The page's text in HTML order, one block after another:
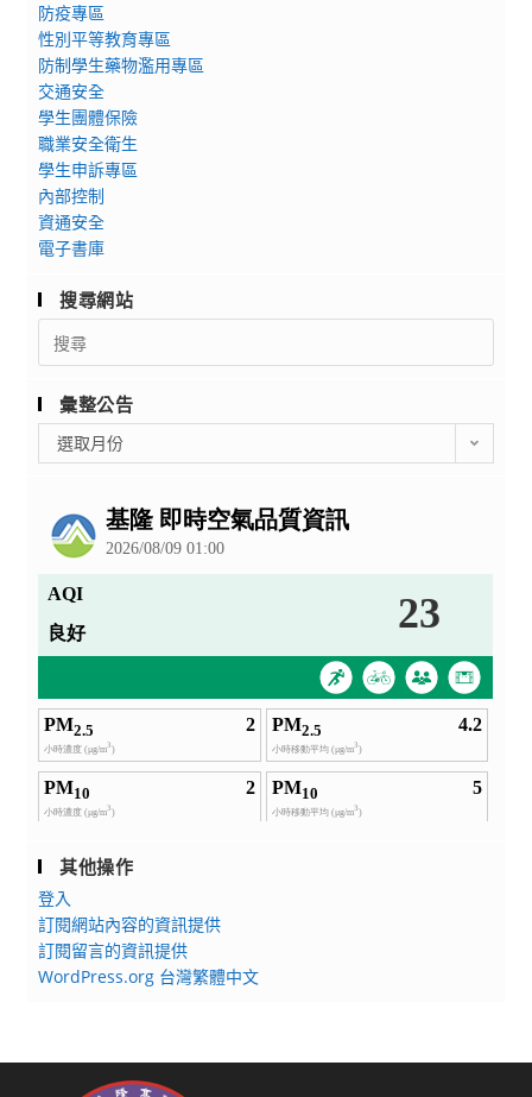
防疫專區
性別平等教育專區
防制學生藥物濫用專區
交通安全
學生團體保險
職業安全衛生
學生申訴專區
內部控制
資通安全
電子書庫
搜尋網站
Search
for:
彙整公告
整
選取月份
其他操作
登入
訂閱網站內容的資訊提供
訂閱留言的資訊提供
WordPress.org 台灣繁體中文